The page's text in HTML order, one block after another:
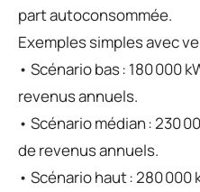
part autoconsommée.
Exemples simples avec
• Scénario bas : 180 000
revenus annuels.
• Scénario médian : 230
de revenus annuels.
• Scénario haut : 280 000